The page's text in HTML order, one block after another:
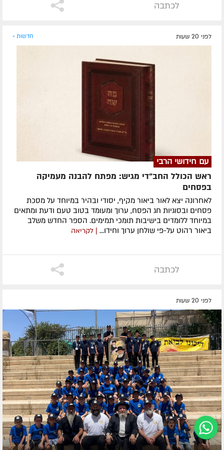
לכתבה
לפני 20 שעות חדשות »
עם חידושי הרבי
ראש הכולל החב"די מגיש: מפתח להבנה מעמיקה
בפסחים
לאחרונה ​יצא לאור ביאור מקיף, יסודי ובהיר במיוחד על מסכת
פסחים ובסוגיות חג הפסח, ערוך ומעומד בטוב טעם ודעת ומתאים
במיוחד ללומדים בישיבות תומכי תמימים. ​הספר החדש משלב
ביאור רהוט על-פי שולחן ערוך וחידו...
| לקריאה
לכתבה
לפני 20 שעות